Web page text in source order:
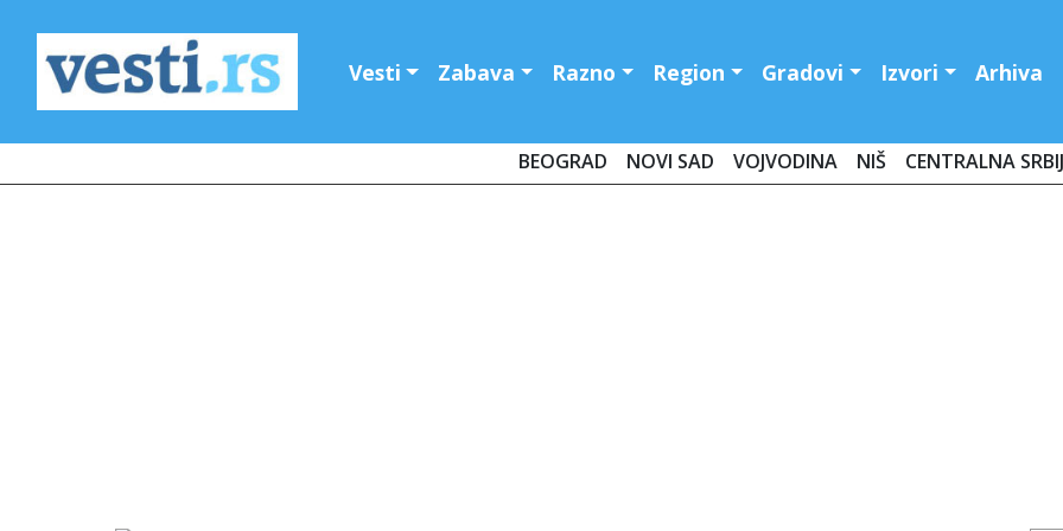
Vesti Zabava Razno Region Gradovi Izvori Arhiva
BEOGRAD NOVI SAD VOJVODINA NIŠ CENTRALNA